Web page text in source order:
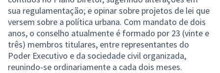
sua regulamentação; e opinar sobre projetos de lei que
versem sobre a política urbana. Com mandato de dois
anos, o conselho atualmente é formado por 23 (vinte e
três) membros titulares, entre representantes do
Poder Executivo e da sociedade civil organizada,
reunindo-se ordinariamente a cada dois meses.